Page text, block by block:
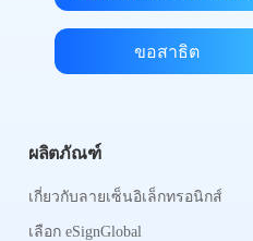
ขอสาธิต
ผลิตภัณฑ์
เกี่ยวกับลายเซ็นอิเล็กทรอนิกส์
เลือก eSignGlobal